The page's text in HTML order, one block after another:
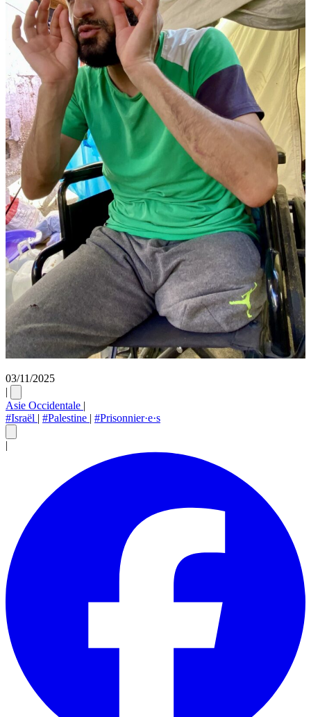
03/11/2025
|
Asie Occidentale |
#Israël | #Palestine | #Prisonnier·e·s
|